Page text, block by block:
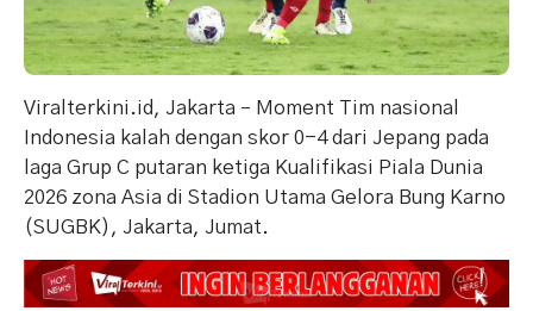
Viralterkini.id, Jakarta – Moment Tim nasional
Indonesia kalah dengan skor 0-4 dari Jepang pada
laga Grup C putaran ketiga Kualifikasi Piala Dunia
2026 zona Asia di Stadion Utama Gelora Bung Karno
(SUGBK), Jakarta, Jumat.